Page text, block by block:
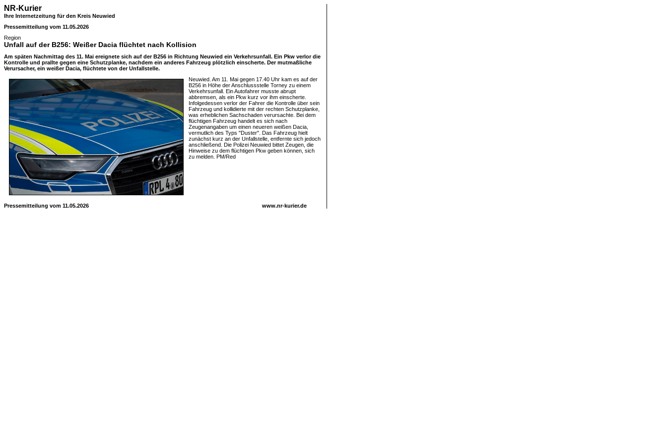
NR-Kurier
Ihre Internetzeitung für den Kreis Neuwied
Pressemitteilung vom 11.05.2026
Region
Unfall auf der B256: Weißer Dacia flüchtet nach Kollision
Am späten Nachmittag des 11. Mai ereignete sich auf der B256 in Richtung Neuwied ein Verkehrsunfall. Ein Pkw verlor die
Kontrolle und prallte gegen eine Schutzplanke, nachdem ein anderes Fahrzeug plötzlich einscherte. Der mutmaßliche
Verursacher, ein weißer Dacia, flüchtete von der Unfallstelle.
Neuwied. Am 11. Mai gegen 17.40 Uhr kam es auf der
B256 in Höhe der Anschlussstelle Torney zu einem
Verkehrsunfall. Ein Autofahrer musste abrupt
abbremsen, als ein Pkw kurz vor ihm einscherte.
Infolgedessen verlor der Fahrer die Kontrolle über sein
Fahrzeug und kollidierte mit der rechten Schutzplanke,
was erheblichen Sachschaden verursachte. Bei dem
flüchtigen Fahrzeug handelt es sich nach
Zeugenangaben um einen neueren weißen Dacia,
vermutlich des Typs "Duster". Das Fahrzeug hielt
zunächst kurz an der Unfallstelle, entfernte sich jedoch
anschließend. Die Polizei Neuwied bittet Zeugen, die
Hinweise zu dem flüchtigen Pkw geben können, sich
zu melden. PM/Red
Pressemitteilung vom 11.05.2026 www.nr-kurier.de